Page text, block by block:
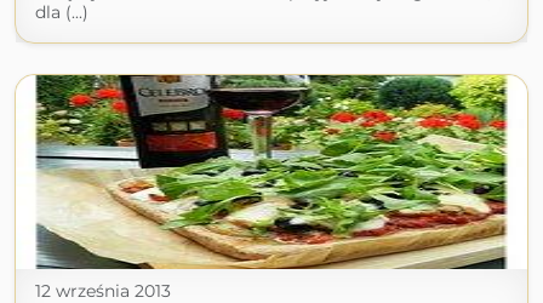
dla (...)
12 września 2013